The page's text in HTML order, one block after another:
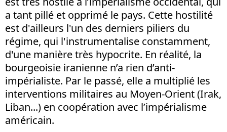
a tant pillé et opprimé le pays. Cette hostilité
est d'ailleurs l'un des derniers piliers du
régime, qui l'instrumentalise constamment,
d'une manière très hypocrite. En réalité, la
bourgeoisie iranienne n’a rien d’anti-
impérialiste. Par le passé, elle a multiplié les
interventions militaires au Moyen-Orient (Irak,
Liban...) en coopération avec l’impérialisme
américain.